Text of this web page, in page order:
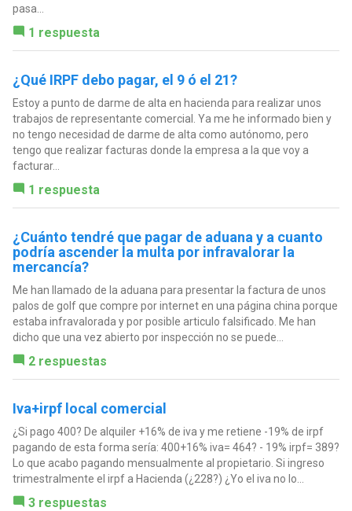
pasa...
1 respuesta
¿Qué IRPF debo pagar, el 9 ó el 21?
Estoy a punto de darme de alta en hacienda para realizar unos
trabajos de representante comercial. Ya me he informado bien y
no tengo necesidad de darme de alta como autónomo, pero
tengo que realizar facturas donde la empresa a la que voy a
facturar...
1 respuesta
¿Cuánto tendré que pagar de aduana y a cuanto
podría ascender la multa por infravalorar la
mercancía?
Me han llamado de la aduana para presentar la factura de unos
palos de golf que compre por internet en una página china porque
estaba infravalorada y por posible articulo falsificado. Me han
dicho que una vez abierto por inspección no se puede...
2 respuestas
Iva+irpf local comercial
¿Si pago 400? De alquiler +16% de iva y me retiene -19% de irpf
pagando de esta forma sería: 400+16% iva= 464? - 19% irpf= 389?
Lo que acabo pagando mensualmente al propietario. Si ingreso
trimestralmente el irpf a Hacienda (¿228?) ¿Yo el iva no lo...
3 respuestas